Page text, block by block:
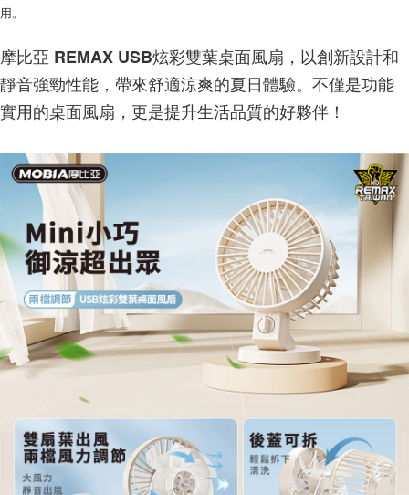
請求用戶進行身份認證。
５．嚴禁一人註冊多個帳號或使用他人資訊註冊。若發現惡意使用之情形，
恩沛科技股份有限公司將有權停止該用戶之使用額度並採取法律行動。
用。
摩比亞 REMAX USB炫彩雙葉桌面風扇，以創新設計和
靜音強勁性能，帶來舒適涼爽的夏日體驗。不僅是功能
實用的桌面風扇，更是提升生活品質的好夥伴！